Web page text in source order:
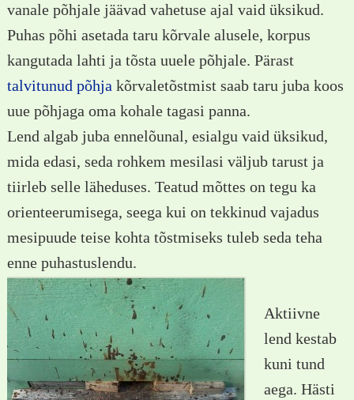
vanale põhjale jäävad vahetuse ajal vaid üksikud.
Puhas põhi asetada taru kõrvale alusele, korpus
kangutada lahti ja tõsta uuele põhjale. Pärast
talvitunud põhjakõrvaletõstmist saab taru juba koos
uue põhjaga oma kohale tagasi panna.
Lend algab juba ennelõunal, esialgu vaid üksikud,
mida edasi, seda rohkem mesilasi väljub tarust ja
tiirleb selle läheduses. Teatud mõttes on tegu ka
orienteerumisega, seega kui on tekkinud vajadus
mesipuude teise kohta tõstmiseks tuleb seda teha
enne puhastuslendu.
Aktiivne
lend kestab
kuni tund
aega. Hästi